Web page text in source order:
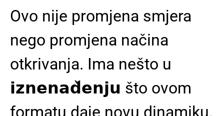
Ovo nije promjena smjera
nego promjena načina
otkrivanja. Ima nešto u
𝗶𝘇𝗻𝗲𝗻𝗮𝗱̌𝗲𝗻𝗷𝘂 što ovom
formatu daje novu dinamiku.